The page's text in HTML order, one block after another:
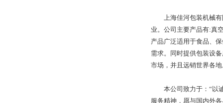
上海佳河包装机械有
业。公司主要产品有:真
产品广泛适用于食品、
需求。同时提供包装设
市场，并且远销世界各
本公司致力于：“以诚
服务精神，愿与国内外